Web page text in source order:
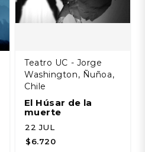
Teatro UC - Jorge
Washington, Ñuñoa,
Chile
El Húsar de la
muerte
22 JUL
$6.720